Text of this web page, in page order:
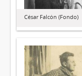
César Falcón (Fondo)